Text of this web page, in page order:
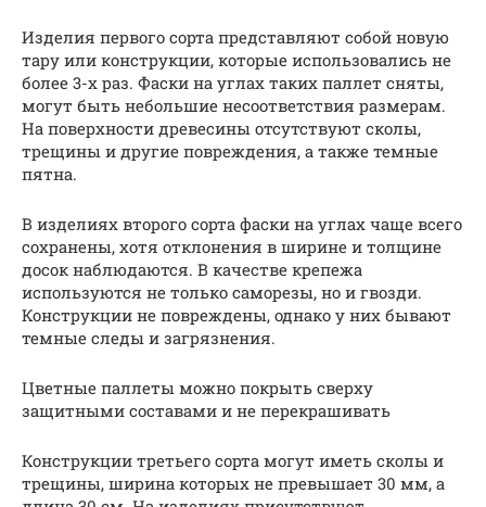
Изделия первого сорта представляют собой новую
тару или конструкции, которые использовались не
более 3-х раз. Фаски на углах таких паллет сняты,
могут быть небольшие несоответствия размерам.
На поверхности древесины отсутствуют сколы,
трещины и другие повреждения, а также темные
пятна.
В изделиях второго сорта фаски на углах чаще всего
сохранены, хотя отклонения в ширине и толщине
досок наблюдаются. В качестве крепежа
используются не только саморезы, но и гвозди.
Конструкции не повреждены, однако у них бывают
темные следы и загрязнения.
Цветные паллеты можно покрыть сверху
защитными составами и не перекрашивать
Конструкции третьего сорта могут иметь сколы и
трещины, ширина которых не превышает 30 мм, а